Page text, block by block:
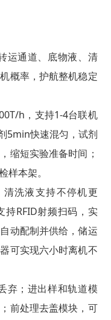
运通道、底物液、清
概率，护航整机稳定
h，支持1-4台联机
5min快速混匀，试剂
缩短实验准备时间；
样本架。
洗液支持不停机更
持RFID射频扫码，实
动配制并供给，储运
可实现六小时离机不
弃；进出样和轨道模
前处理去盖模块，可